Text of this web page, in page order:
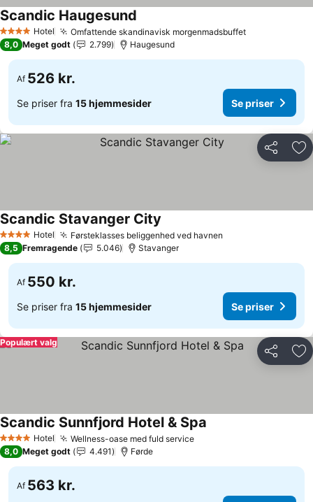
4 StjernerHotel Omfattende skandinavisk morgenmadsbuffetSe priser
Scandic Haugesund
8,0 Meget godt 2.799 Haugesund
Af 526 kr.
Se priser fra 15 hjemmesider Se priser
Del
4 StjernerHotel Førsteklasses beliggenhed ved havnen
Scandic Stavanger City
8,5 Fremragende 5.046 Stavanger
Af 550 kr.
Se priser fra 15 hjemmesider Se priser
Del
Populært valg
4 StjernerHotel Wellness-oase med fuld serviceSe priser
Scandic Sunnfjord Hotel & Spa
8,0 Meget godt 4.491 Førde
Af 563 kr.